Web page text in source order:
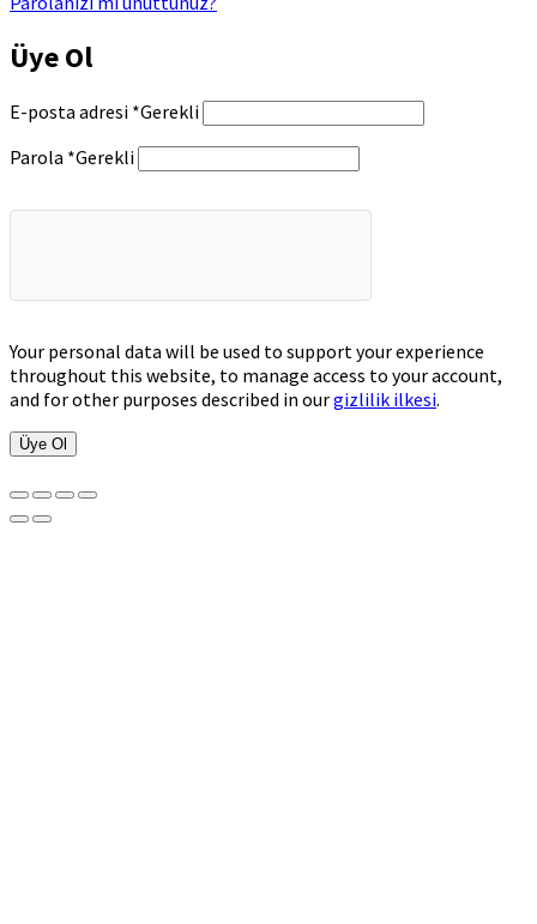
Üye Ol
E-posta adresi *Gerekli
Parola *Gerekli
Your personal data will be used to support your experience
throughout this website, to manage access to your account,
and for other purposes described in ourgizlilik ilkesi.
Üye Ol